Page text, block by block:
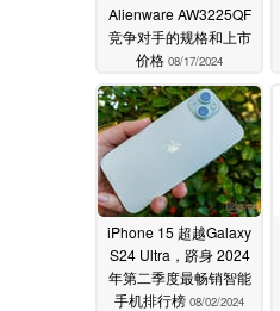
Alienware AW3225QF
竞争对手的规格和上市
价格 08/17/2024
iPhone 15 超越Galaxy
S24 Ultra，跻身 2024
年第二季度最畅销智能
手机排行榜 08/02/2024